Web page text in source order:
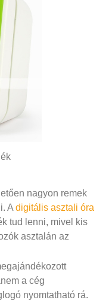
nagyon remek
A digitális asztali óra
tud lenni, mivel kis
asztalán az
a cég
nyomtatható rá.